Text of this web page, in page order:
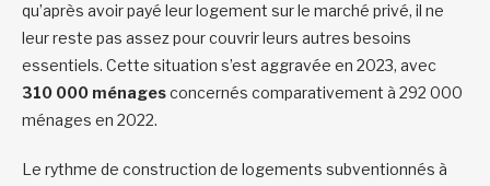
qu’après avoir payé leur logement sur le marché privé, il ne
leur reste pas assez pour couvrir leurs autres besoins
essentiels. Cette situation s’est aggravée en 2023, avec
310 000 ménagesconcernés comparativement à 292 000
ménages en 2022.
Le rythme de construction de logements subventionnés à